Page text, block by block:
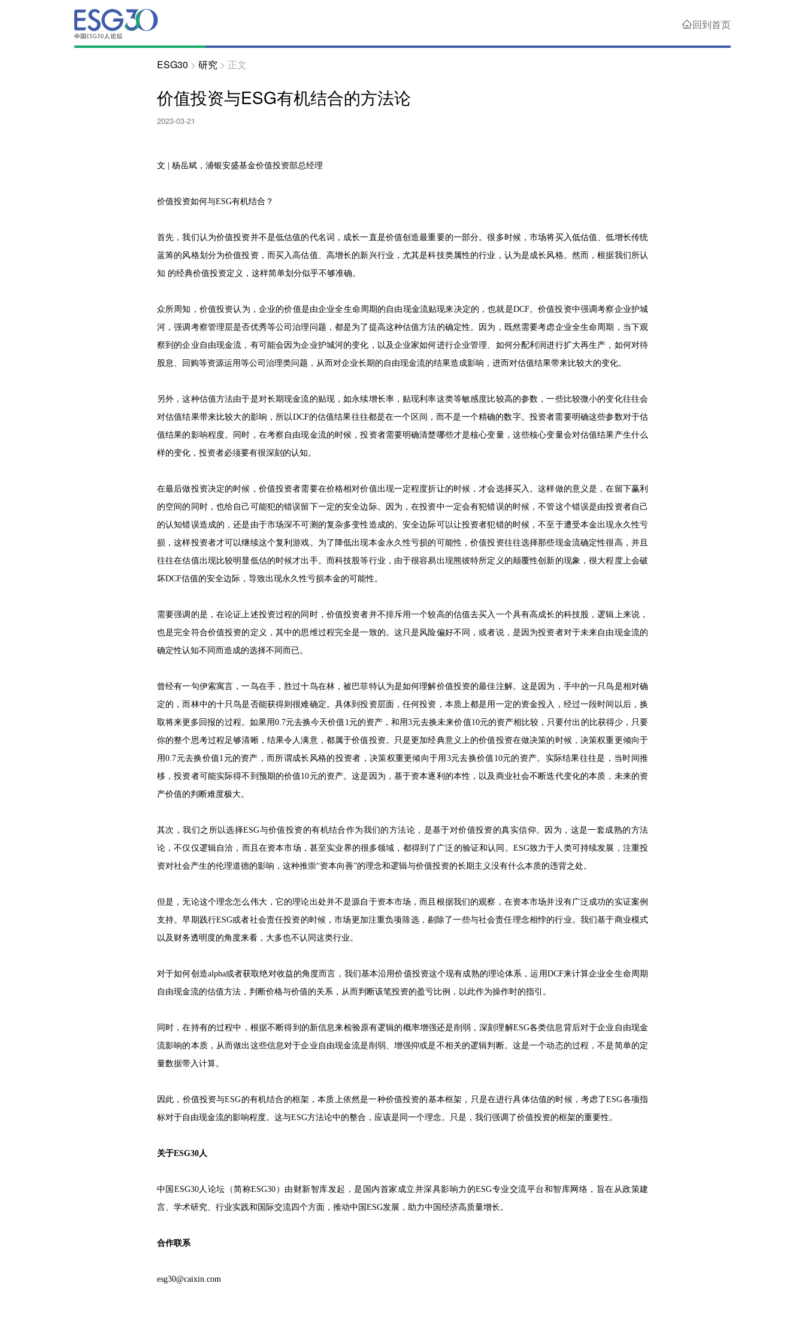
回到首页
ESG30 > 研究 > 正文
价值投资与ESG有机结合的方法论
2023-03-21
文 | 杨岳斌，浦银安盛基金价值投资部总经理
价值投资如何与ESG有机结合？
首先，我们认为价值投资并不是低估值的代名词，成长一直是价值创造最重要的一部分。很多时候，市场将买入低估值、低增长传统
蓝筹的风格划分为价值投资，而买入高估值、高增长的新兴行业，尤其是科技类属性的行业，认为是成长风格。然而，根据我们所认
知 的经典价值投资定义，这样简单划分似乎不够准确。
众所周知，价值投资认为，企业的价值是由企业全生命周期的自由现金流贴现来决定的，也就是DCF。价值投资中强调考察企业护城
河，强调考察管理层是否优秀等公司治理问题，都是为了提高这种估值方法的确定性。因为，既然需要考虑企业全生命周期，当下观
察到的企业自由现金流，有可能会因为企业护城河的变化，以及企业家如何进行企业管理、如何分配利润进行扩大再生产，如何对待
股息、回购等资源运用等公司治理类问题，从而对企业长期的自由现金流的结果造成影响，进而对估值结果带来比较大的变化。
另外，这种估值方法由于是对长期现金流的贴现，如永续增长率，贴现利率这类等敏感度比较高的参数，一些比较微小的变化往往会
对估值结果带来比较大的影响，所以DCF的估值结果往往都是在一个区间，而不是一个精确的数字。投资者需要明确这些参数对于估
值结果的影响程度。同时，在考察自由现金流的时候，投资者需要明确清楚哪些才是核心变量，这些核心变量会对估值结果产生什么
样的变化，投资者必须要有很深刻的认知。
在最后做投资决定的时候，价值投资者需要在价格相对价值出现一定程度折让的时候，才会选择买入。这样做的意义是，在留下赢利
的空间的同时，也给自己可能犯的错误留下一定的安全边际。因为，在投资中一定会有犯错误的时候，不管这个错误是由投资者自己
的认知错误造成的，还是由于市场深不可测的复杂多变性造成的。安全边际可以让投资者犯错的时候，不至于遭受本金出现永久性亏
损，这样投资者才可以继续这个复利游戏。为了降低出现本金永久性亏损的可能性，价值投资往往选择那些现金流确定性很高，并且
往往在估值出现比较明显低估的时候才出手。而科技股等行业，由于很容易出现熊彼特所定义的颠覆性创新的现象，很大程度上会破
坏DCF估值的安全边际，导致出现永久性亏损本金的可能性。
需要强调的是，在论证上述投资过程的同时，价值投资者并不排斥用一个较高的估值去买入一个具有高成长的科技股，逻辑上来说，
也是完全符合价值投资的定义，其中的思维过程完全是一致的。这只是风险偏好不同，或者说，是因为投资者对于未来自由现金流的
确定性认知不同而造成的选择不同而已。
曾经有一句伊索寓言，一鸟在手，胜过十鸟在林，被巴菲特认为是如何理解价值投资的最佳注解。这是因为，手中的一只鸟是相对确
定的，而林中的十只鸟是否能获得则很难确定。具体到投资层面，任何投资，本质上都是用一定的资金投入，经过一段时间以后，换
取将来更多回报的过程。如果用0.7元去换今天价值1元的资产，和用3元去换未来价值10元的资产相比较，只要付出的比获得少，只要
你的整个思考过程足够清晰，结果令人满意，都属于价值投资。只是更加经典意义上的价值投资在做决策的时候，决策权重更倾向于
用0.7元去换价值1元的资产，而所谓成长风格的投资者，决策权重更倾向于用3元去换价值10元的资产。实际结果往往是，当时间推
移，投资者可能实际得不到预期的价值10元的资产。这是因为，基于资本逐利的本性，以及商业社会不断迭代变化的本质，未来的资
产价值的判断难度极大。
其次，我们之所以选择ESG与价值投资的有机结合作为我们的方法论，是基于对价值投资的真实信仰。因为，这是一套成熟的方法
论，不仅仅逻辑自洽，而且在资本市场，甚至实业界的很多领域，都得到了广泛的验证和认同。ESG致力于人类可持续发展，注重投
资对社会产生的伦理道德的影响，这种推崇“资本向善”的理念和逻辑与价值投资的长期主义没有什么本质的违背之处。
但是，无论这个理念怎么伟大，它的理论出处并不是源自于资本市场，而且根据我们的观察，在资本市场并没有广泛成功的实证案例
支持。早期践行ESG或者社会责任投资的时候，市场更加注重负项筛选，剔除了一些与社会责任理念相悖的行业。我们基于商业模式
以及财务透明度的角度来看，大多也不认同这类行业。
对于如何创造alpha或者获取绝对收益的角度而言，我们基本沿用价值投资这个现有成熟的理论体系，运用DCF来计算企业全生命周期
自由现金流的估值方法，判断价格与价值的关系，从而判断该笔投资的盈亏比例，以此作为操作时的指引。
同时，在持有的过程中，根据不断得到的新信息来检验原有逻辑的概率增强还是削弱，深刻理解ESG各类信息背后对于企业自由现金
流影响的本质，从而做出这些信息对于企业自由现金流是削弱、增强抑或是不相关的逻辑判断。这是一个动态的过程，不是简单的定
量数据带入计算。
因此，价值投资与ESG的有机结合的框架，本质上依然是一种价值投资的基本框架，只是在进行具体估值的时候，考虑了ESG各项指
标对于自由现金流的影响程度。这与ESG方法论中的整合，应该是同一个理念。只是，我们强调了价值投资的框架的重要性。
关于ESG30人
中国ESG30人论坛（简称ESG30）由财新智库发起，是国内首家成立并深具影响力的ESG专业交流平台和智库网络，旨在从政策建
言、学术研究、行业实践和国际交流四个方面，推动中国ESG发展，助力中国经济高质量增长。
合作联系
esg30@caixin.com